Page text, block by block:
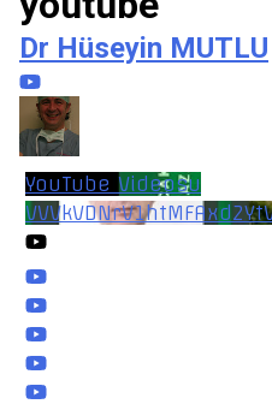
Dr Hüseyin MUTLU
YouTube Videosu